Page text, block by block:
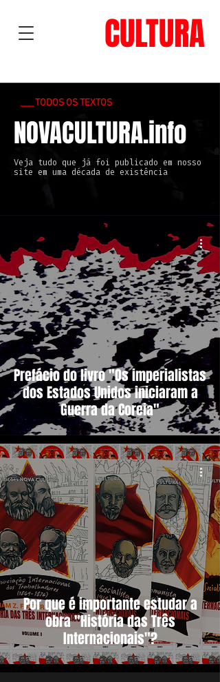
CULTURA
___ TODOS OS TEXTOS
NOVACULTURA.info
Veja tudo que já foi publicado em nosso
site em uma década de existência
Prefácio do livro "Os imperialistas
dos Estados Unidos iniciaram a
Guerra da Coreia"
Por que é importante estudar a
obra "História das Três
Internacionais"?